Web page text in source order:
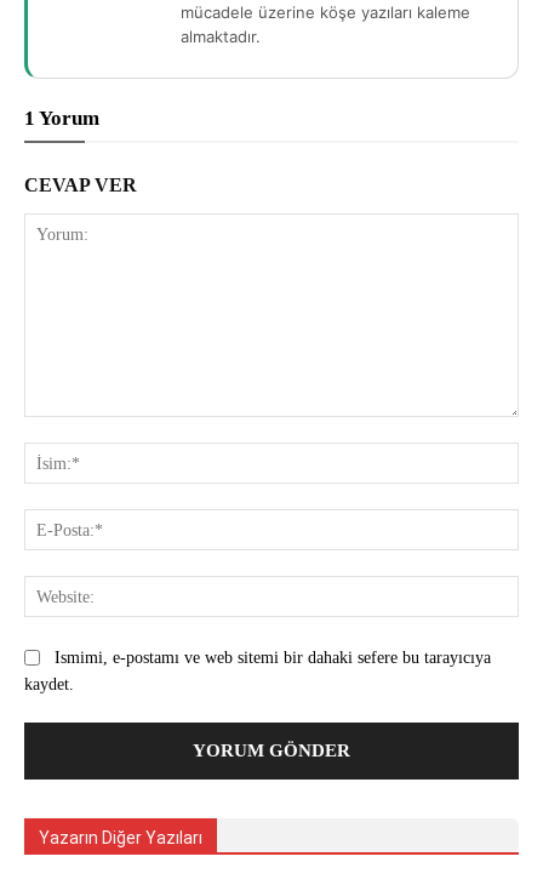
mücadele üzerine köşe yazıları kaleme
almaktadır.
1 Yorum
CEVAP VER
Ismimi, e-postamı ve web sitemi bir dahaki sefere bu tarayıcıya
kaydet.
Yazarın Diğer Yazıları